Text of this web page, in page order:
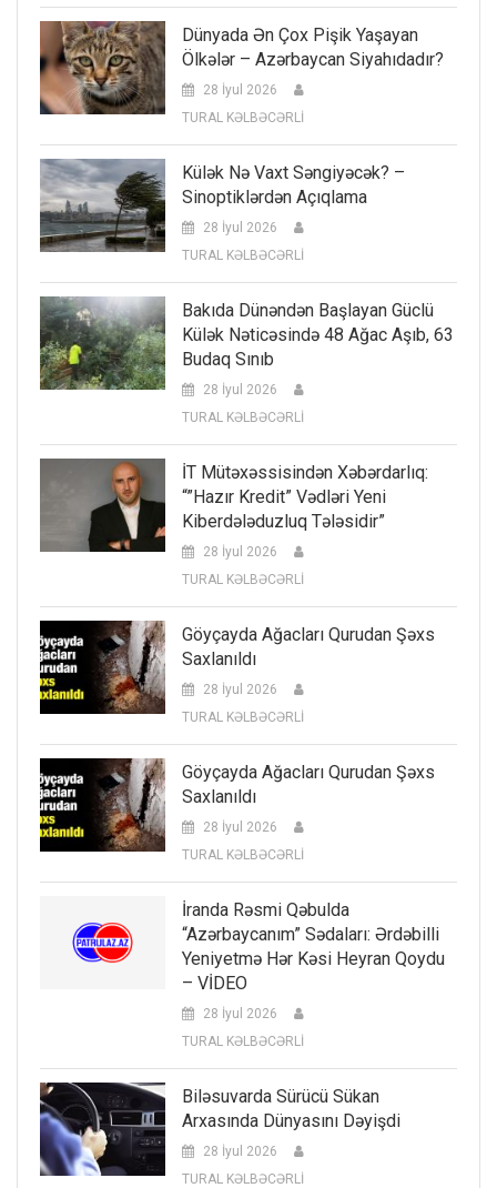
Dünyada Ən Çox Pişik Yaşayan
Ölkələr – Azərbaycan Siyahıdadır?
28 İyul 2026
TURAL KƏLBƏCƏRLİ
Külək Nə Vaxt Səngiyəcək? –
Sinoptiklərdən Açıqlama
28 İyul 2026
TURAL KƏLBƏCƏRLİ
Bakıda Dünəndən Başlayan Güclü
Külək Nəticəsində 48 Ağac Aşıb, 63
Budaq Sınıb
28 İyul 2026
TURAL KƏLBƏCƏRLİ
İT Mütəxəssisindən Xəbərdarlıq:
“”Hazır Kredit” Vədləri Yeni
Kiberdələduzluq Tələsidir”
28 İyul 2026
TURAL KƏLBƏCƏRLİ
Göyçayda Ağacları Qurudan Şəxs
Saxlanıldı
28 İyul 2026
TURAL KƏLBƏCƏRLİ
Göyçayda Ağacları Qurudan Şəxs
Saxlanıldı
28 İyul 2026
TURAL KƏLBƏCƏRLİ
İranda Rəsmi Qəbulda
“Azərbaycanım” Sədaları: Ərdəbilli
Yeniyetmə Hər Kəsi Heyran Qoydu
– VİDEO
28 İyul 2026
TURAL KƏLBƏCƏRLİ
Biləsuvarda Sürücü Sükan
Arxasında Dünyasını Dəyişdi
28 İyul 2026
TURAL KƏLBƏCƏRLİ